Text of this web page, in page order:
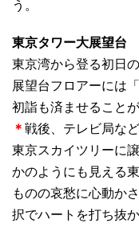
う。
東京タワー大展望台
東京湾から登る初日
展望台フロアーには
初詣も済ませることが
＊ 戦後、テレビ局な
東京スカイツリーに
かのようにも見える
ものの哀愁に心動か
択でハートを打ち抜